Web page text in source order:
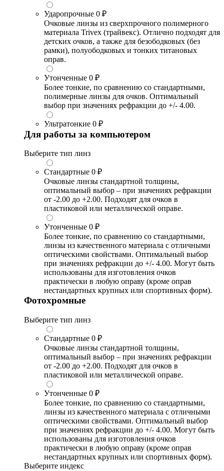
Ударопрочные 0 ₽
Очковые линзы из сверхпрочного полимерного
материала Trivex (трайвекс). Отлично подходят для
детских очков, а также для безободковых (без
рамки), полуободковых и тонких титановых
оправ.
Утонченные 0 ₽
Более тонкие, по сравнению со стандартными,
полимерные линзы для очков. Оптимальный
выбор при значениях рефракции до +/- 4.00.
Ультратонкие 0 ₽
Для работы за компьютером
Выберите тип линз
Стандартные 0 ₽
Очковые линзы стандартной толщины,
оптимальный выбор – при значениях рефракции
от -2.00 до +2.00. Подходят для очков в
пластиковой или металлической оправе.
Утонченные 0 ₽
Более тонкие, по сравнению со стандартными,
линзы из качественного материала с отличными
оптическими свойствами. Оптимальный выбор
при значениях рефракции до +/- 4.00. Могут быть
использованы для изготовления очков
практически в любую оправу (кроме оправ
нестандартных крупных или спортивных форм).
Фотохромные
Выберите тип линз
Стандартные 0 ₽
Очковые линзы стандартной толщины,
оптимальный выбор – при значениях рефракции
от -2.00 до +2.00. Подходят для очков в
пластиковой или металлической оправе.
Утонченные 0 ₽
Более тонкие, по сравнению со стандартными,
линзы из качественного материала с отличными
оптическими свойствами. Оптимальный выбор
при значениях рефракции до +/- 4.00. Могут быть
использованы для изготовления очков
практически в любую оправу (кроме оправ
нестандартных крупных или спортивных форм).
Выберите индекс